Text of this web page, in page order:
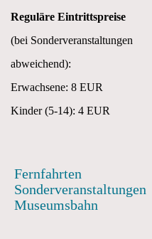
Reguläre Eintrittspreise
(bei Sonderveranstaltungen
abweichend):
Erwachsene: 8 EUR
Kinder (5-14): 4 EUR
Fernfahrten
Sonderveranstaltungen
Museumsbahn